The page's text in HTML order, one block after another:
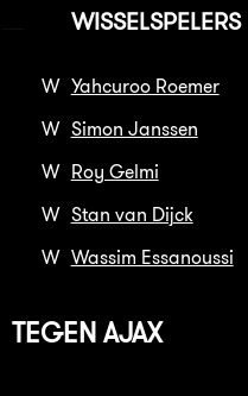
WISSELSPELERS
W Yahcuroo Roemer
W Simon Janssen
W Roy Gelmi
W Stan van Dijck
W Wassim Essanoussi
TEGEN AJAX